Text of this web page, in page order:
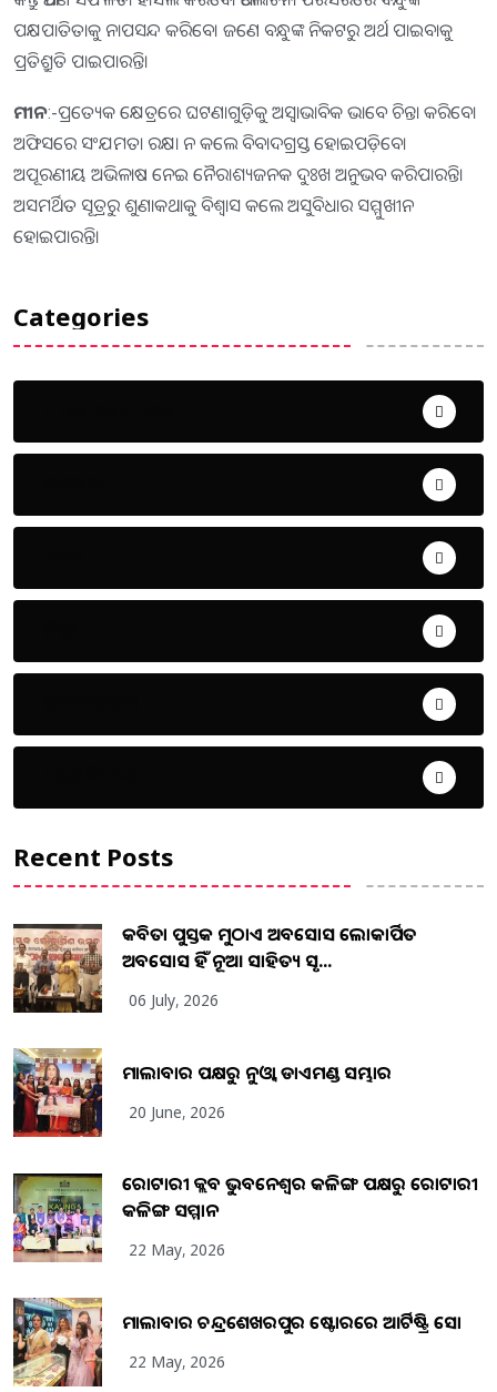
ପକ୍ଷପାତିତାକୁ ନାପସନ୍ଦ କରିବେ। ଜଣେ ବନ୍ଧୁଙ୍କ ନିକଟରୁ ଅର୍ଥ ପାଇବାକୁ
ପ୍ରତିଶ୍ରୁତି ପାଇପାରନ୍ତି।
ମୀନ:-ପ୍ରତ୍ୟେକ କ୍ଷେତ୍ରରେ ଘଟଣାଗୁଡ଼ିକୁ ଅସ୍ବାଭାବିକ ଭାବେ ଚିନ୍ତା କରିବେ।
ଅଫିସରେ ସଂଯମତା ରକ୍ଷା ନ କଲେ ବିବାଦଗ୍ରସ୍ତ ହୋଇପଡ଼ିବେ।
ଅପୂରଣୀୟ ଅଭିଳାଷ ନେଇ ନୈରାଶ୍ୟଜନକ ଦୁଃଖ ଅନୁଭବ କରିପାରନ୍ତି।
ଅସମର୍ଥିତ ସୂତ୍ରରୁ ଶୁଣାକଥାକୁ ବିଶ୍ୱାସ କଲେ ଅସୁବିଧାର ସମ୍ମୁଖୀନ
ହୋଇପାରନ୍ତି।
Categories
Recent Posts
କବିତା ପୁସ୍ତକ ମୁଠାଏ ଅବସୋସ ଲୋକାର୍ପିତ
ଅବସୋସ ହିଁ ନୂଆ ସାହିତ୍ୟ ସୃଷ...
06 July, 2026
ମାଲାବାର ପକ୍ଷରୁ ନୁଓ୍ବା ଡାଏମଣ୍ଡ ସମ୍ଭାର
20 June, 2026
ରୋଟାରୀ କ୍ଲବ ଭୁବନେଶ୍ୱର କଳିଙ୍ଗ ପକ୍ଷରୁ ରୋଟାରୀ
କଳିଙ୍ଗ ସମ୍ମାନ
22 May, 2026
ମାଲାବାର ଚନ୍ଦ୍ରଶେଖରପୁର ଷ୍ଟୋରରେ ଆର୍ଟିଷ୍ଟ୍ରି ସୋ
22 May, 2026